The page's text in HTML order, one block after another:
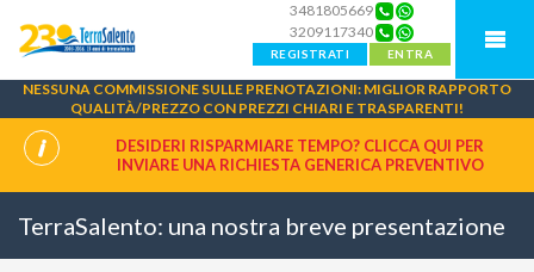
3481805669
3209117340
REGISTRATI ENTRA
NESSUNA COMMISSIONE SULLE PRENOTAZIONI: MIGLIOR RAPPORTO
QUALITÀ/PREZZO CON PREZZI CHIARI E TRASPARENTI!
DESIDERI RISPARMIARE TEMPO? CLICCA QUI PER
INVIARE UNA RICHIESTA GENERICA PREVENTIVO
TerraSalento: una nostra breve presentazione